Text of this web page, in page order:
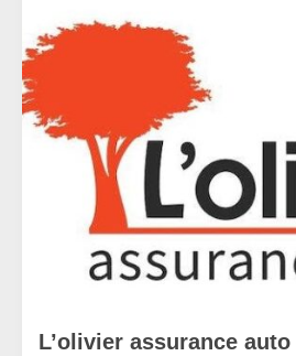
L’olivier assurance